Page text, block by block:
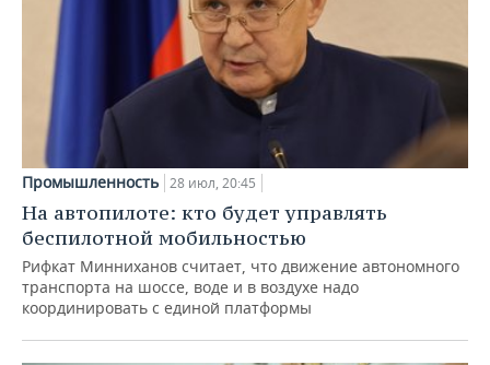
Промышленность 28 июл, 20:45
На автопилоте: кто будет управлять
беспилотной мобильностью
Рифкат Минниханов считает, что движение автономного
транспорта на шоссе, воде и в воздухе надо
координировать с единой платформы